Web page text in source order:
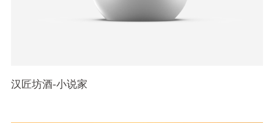
汉匠坊酒-小说家